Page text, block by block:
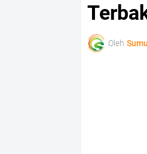
Oleh